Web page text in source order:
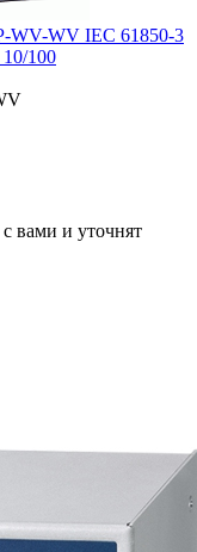
WV-WV IEC 61850-3
100
вами и уточнят